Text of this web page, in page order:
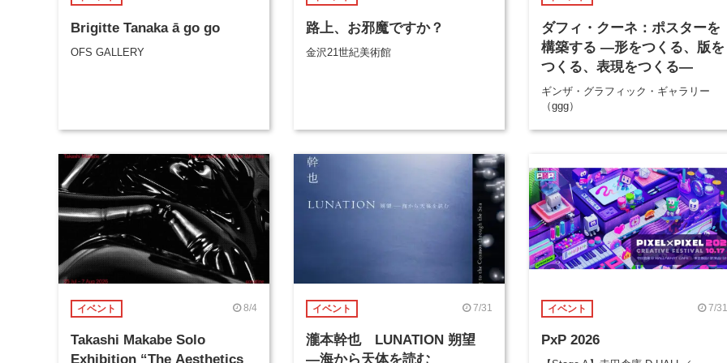
Brigitte Tanaka ā go go
OFS GALLERY
路上、お邪魔ですか？
金沢21世紀美術館
ダフィ・クーネ：ポスターを
構築する ―形をつくる、版を
つくる、表現をつくる―
ギンザ・グラフィック・ギャラリー
（ggg）
イベント 8/4
Takashi Makabe Solo
Exhibition “The Aesthetics
イベント 7/31
瀧本幹也 LUNATION 朔望
―海から天体を読む
イベント 7/31
PxP 2026